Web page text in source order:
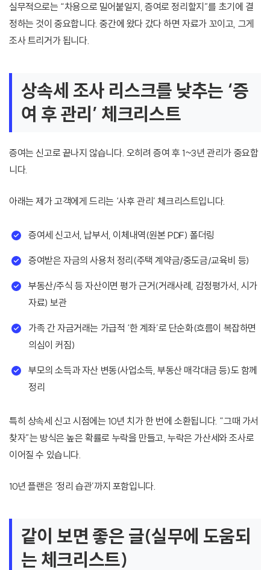
실무적으로는 “차용으로 밀어붙일지, 증여로 정리할지”를 초기에 결
정하는 것이 중요합니다. 중간에 왔다 갔다 하면 자료가 꼬이고, 그게
조사 트리거가 됩니다.
상속세 조사 리스크를 낮추는 ‘증
여 후 관리’ 체크리스트
증여는 신고로 끝나지 않습니다. 오히려 증여 후 1~3년 관리가 중요합
니다.
아래는 제가 고객에게 드리는 ‘사후 관리’ 체크리스트입니다.
증여세 신고서, 납부서, 이체내역(원본 PDF) 폴더링
증여받은 자금의 사용처 정리(주택 계약금/중도금/교육비 등)
부동산/주식 등 자산이면 평가 근거(거래사례, 감정평가서, 시가
자료) 보관
가족 간 자금거래는 가급적 ‘한 계좌’로 단순화(흐름이 복잡하면
의심이 커짐)
부모의 소득과 자산 변동(사업소득, 부동산 매각대금 등)도 함께
정리
특히 상속세 신고 시점에는 10년 치가 한 번에 소환됩니다. “그때 가서
찾자”는 방식은 높은 확률로 누락을 만들고, 누락은 가산세와 조사로
이어질 수 있습니다.
10년 플랜은 ‘정리 습관’까지 포함입니다.
같이 보면 좋은 글(실무에 도움되
는 체크리스트)